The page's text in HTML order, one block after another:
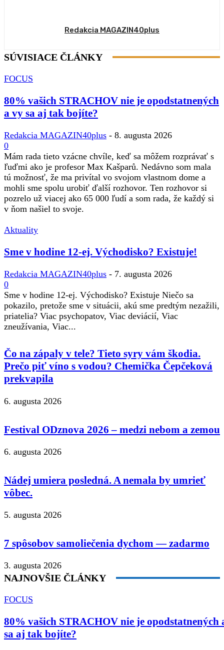
Redakcia MAGAZIN40plus
SÚVISIACE ČLÁNKY
FOCUS
80% vašich STRACHOV nie je opodstatnených
a vy sa aj tak bojíte?
Redakcia MAGAZIN40plus - 8. augusta 2026
0
Mám rada tieto vzácne chvíle, keď sa môžem rozprávať s
ľuďmi ako je profesor Max Kašparů. Nedávno som mala
tú možnosť, že ma privítal vo svojom vlastnom dome a
mohli sme spolu urobiť ďalší rozhovor. Ten rozhovor si
pozrelo už viacej ako 65 000 ľudí a som rada, že každý si
v ňom našiel to svoje.
Aktuality
Sme v hodine 12-ej. Východisko? Existuje!
Redakcia MAGAZIN40plus - 7. augusta 2026
0
Sme v hodine 12-ej. Východisko? Existuje Niečo sa
pokazilo, pretože sme v situácii, akú sme predtým nezažili,
priatelia? Viac psychopatov, Viac deviácií, Viac
zneužívania, Viac...
Čo na zápaly v tele? Tieto syry vám škodia.
Prečo piť víno s vodou? Chemička Čepčeková
prekvapila
6. augusta 2026
Festival ODznova 2026 – medzi nebom a zemou
6. augusta 2026
Nádej umiera posledná. A nemala by umrieť
vôbec.
5. augusta 2026
7 spôsobov samoliečenia dychom — zadarmo
3. augusta 2026
NAJNOVŠIE ČLÁNKY
FOCUS
80% vašich STRACHOV nie je opodstatnených
sa aj tak bojíte?